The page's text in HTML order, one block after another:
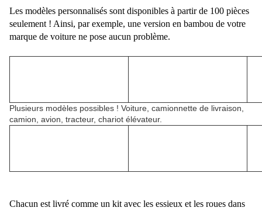
Les modèles personnalisés sont disponibles à partir de 100 pièces
seulement ! Ainsi, par exemple, une version en bambou de votre
marque de voiture ne pose aucun problème.
Plusieurs modèles possibles ! Voiture, camionnette de livraison,
camion, avion, tracteur, chariot élévateur.
Chacun est livré comme un kit avec les essieux et les roues dans